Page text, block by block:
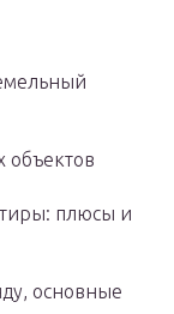
объектов
плюсы и
основные